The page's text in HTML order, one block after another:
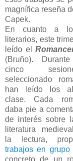
magnífica reseña
Capek.
En cuanto a
literarios, este
leído el
(Bruño).
cinco
seleccionado
han leído los
clase. Cada
daba pie a
de interés sobre
literatura
la lectura,
trabajos en grupo